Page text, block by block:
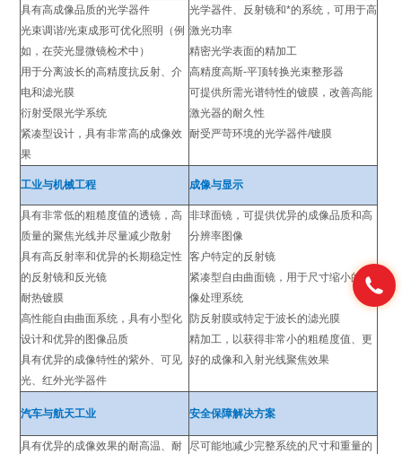
具有高成像品质的光学器件
光束调谐/光束成形可优化照明（例
如，在荧光显微镜检术中）
用于分离波长的高精度抗反射、介
电和滤光膜
衍射受限光学系统
紧凑型设计，具有非常高的成像效
果
光学器件、反射镜和*的系统，可用于高
激光功率
精密光学表面的精加工
高精度高斯-平顶转换光束整形器
可提供所需光谱特性的镀膜，改善高能
激光器的耐久性
耐受严苛环境的光学器件/镀膜
工业与机械工程 成像与显示
具有非常低的粗糙度值的透镜，高
质量的聚焦光线并尽量减少散射
具有高反射率和优异的长期稳定性
的反射镜和反光镜
耐热镀膜
高性能自由曲面系统，具有小型化
设计和优异的图像品质
具有优异的成像特性的紫外、可见
光、红外光学器件
非球面镜，可提供优异的成像品质和高
分辨率图像
客户特定的反射镜
紧凑型自由曲面镜，用于尺寸缩小的图
像处理系统
防反射膜或特定于波长的滤光膜
精加工，以获得非常小的粗糙度值、更
好的成像和入射光线聚焦效果
汽车与航天工业 安全保障解决方案
具有优异的成像效果的耐高温、耐
尽可能地减少完整系统的尺寸和重量的